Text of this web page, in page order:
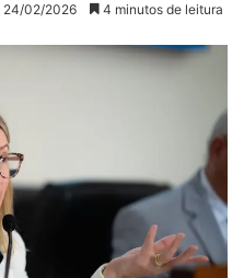
24/02/2026 4 minutos de leitura